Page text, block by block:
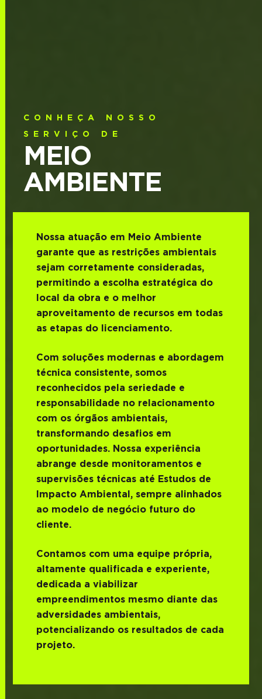
CONHEÇA NOSSO
SERVIÇO DE
MEIO
AMBIENTE
Nossa atuação em Meio Ambiente
garante que as restrições ambientais
sejam corretamente consideradas,
permitindo a escolha estratégica do
local da obra e o melhor
aproveitamento de recursos em todas
as etapas do licenciamento.
Com soluções modernas e abordagem
técnica consistente, somos
reconhecidos pela seriedade e
responsabilidade no relacionamento
com os órgãos ambientais,
transformando desafios em
oportunidades. Nossa experiência
abrange desde monitoramentos e
supervisões técnicas até Estudos de
Impacto Ambiental, sempre alinhados
ao modelo de negócio futuro do
cliente.
Contamos com uma equipe própria,
altamente qualificada e experiente,
dedicada a viabilizar
empreendimentos mesmo diante das
adversidades ambientais,
potencializando os resultados de cada
projeto.